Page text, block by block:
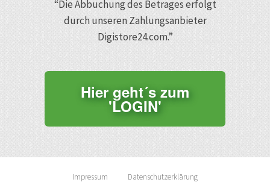
“Die Abbuchung des Betrages erfolgt
durch unseren Zahlungsanbieter
Digistore24.com.”
Hier geht´s zum
'LOGIN'
Impressum Datenschutzerklärung